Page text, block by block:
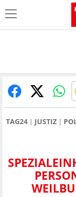
TAG24 JUSTIZ